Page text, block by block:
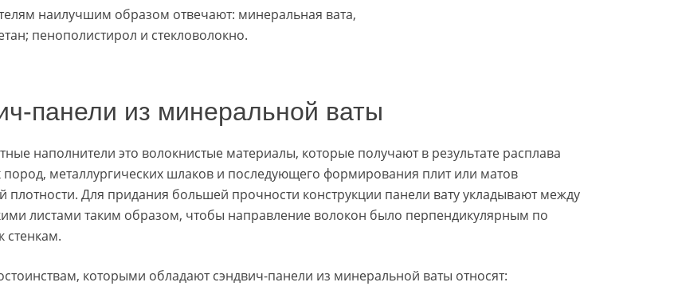
наилучшим образом отвечают: минеральная вата,
пенополистирол и стекловолокно.
панели из минеральной ваты
наполнители это волокнистые материалы, которые получают в результате расплава
пород, металлургических шлаков и последующего формирования плит или матов
плотности. Для придания большей прочности конструкции панели вату укладывают между
листами таким образом, чтобы направление волокон было перпендикулярным по
стенкам.
которыми обладают сэндвич-панели из минеральной ваты относят: